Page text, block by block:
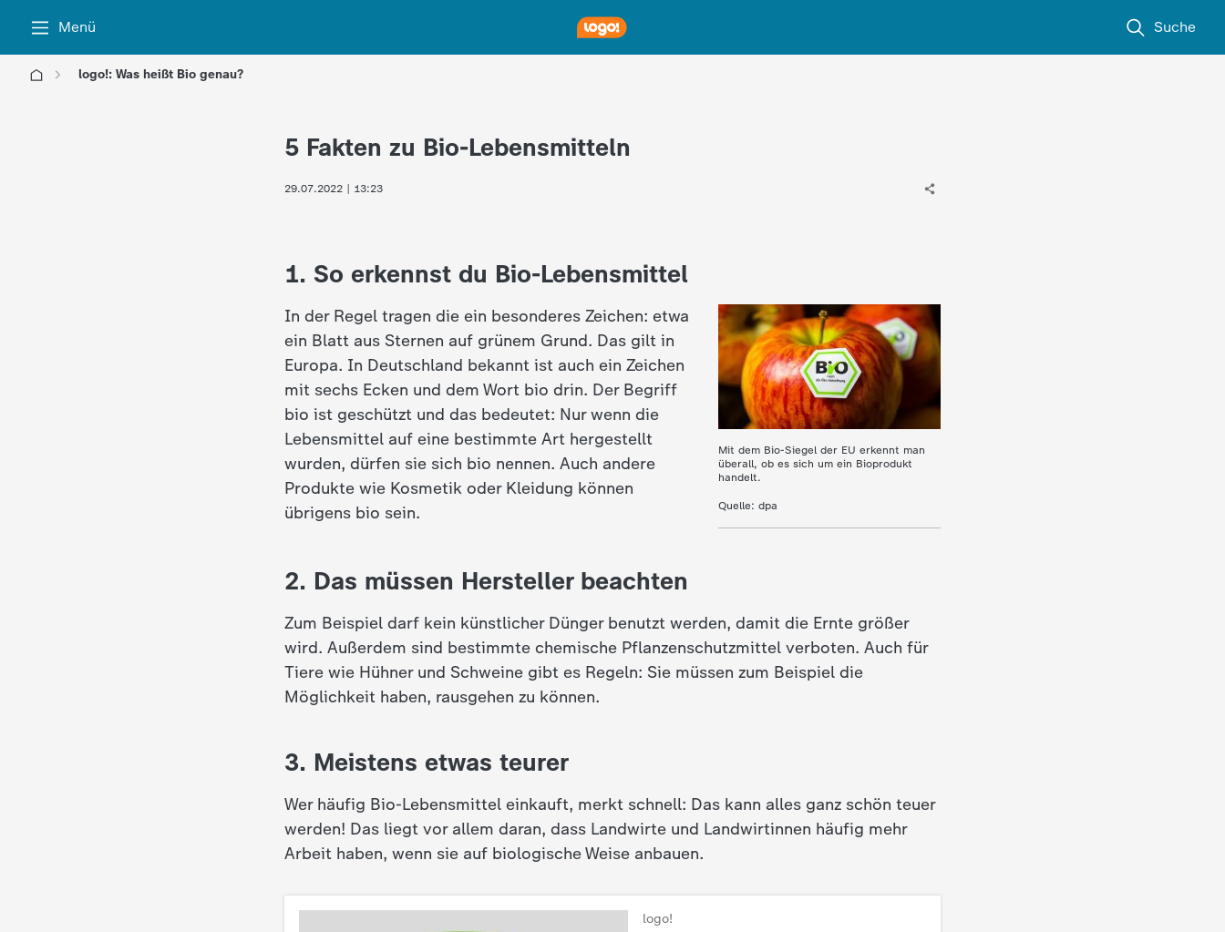
Menü Suche
logo!: Was heißt Bio genau?
5 Fakten zu Bio-Lebensmitteln
29.07.2022 | 13:23
1. So erkennst du Bio-Lebensmittel
Mit dem Bio-Siegel der EU erkennt man
überall, ob es sich um ein Bioprodukt
handelt.
Quelle: dpa
In der Regel tragen die ein besonderes Zeichen: etwa
ein Blatt aus Sternen auf grünem Grund. Das gilt in
Europa. In Deutschland bekannt ist auch ein Zeichen
mit sechs Ecken und dem Wort bio drin. Der Begriff
bio ist geschützt und das bedeutet: Nur wenn die
Lebensmittel auf eine bestimmte Art hergestellt
wurden, dürfen sie sich bio nennen. Auch andere
Produkte wie Kosmetik oder Kleidung können
übrigens bio sein.
2. Das müssen Hersteller beachten
Zum Beispiel darf kein künstlicher Dünger benutzt werden, damit die Ernte größer
wird. Außerdem sind bestimmte chemische Pflanzenschutzmittel verboten. Auch für
Tiere wie Hühner und Schweine gibt es Regeln: Sie müssen zum Beispiel die
Möglichkeit haben, rausgehen zu können.
3. Meistens etwas teurer
Wer häufig Bio-Lebensmittel einkauft, merkt schnell: Das kann alles ganz schön teuer
werden! Das liegt vor allem daran, dass Landwirte und Landwirtinnen häufig mehr
Arbeit haben, wenn sie auf biologische Weise anbauen.
logo!